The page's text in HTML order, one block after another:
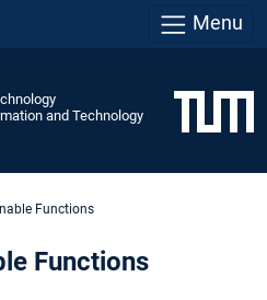
Menu
and Technology
Functions
Functions